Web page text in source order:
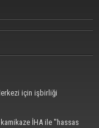
için işbirliği
İHA ile "hassas